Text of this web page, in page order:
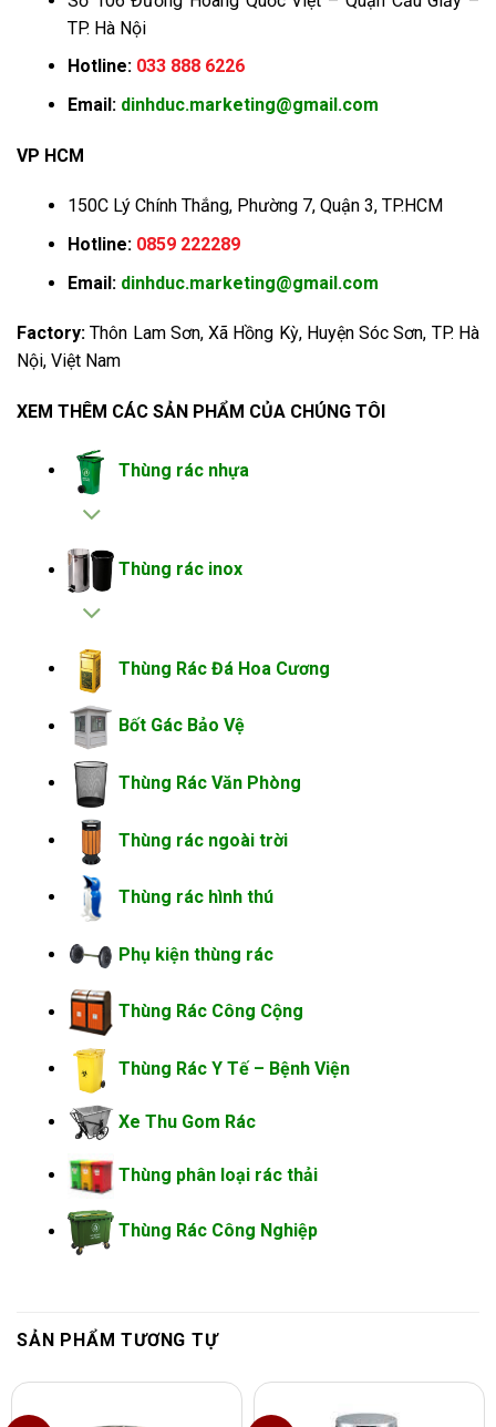
TP. Hà Nội
Hotline: 033 888 6226
Email: dinhduc.marketing@gmail.com
VP HCM
150C Lý Chính Thắng, Phường 7, Quận 3, TP.HCM
Hotline: 0859 222289
Email: dinhduc.marketing@gmail.com
Factory:Thôn Lam Sơn, Xã Hồng Kỳ, Huyện Sóc Sơn, TP. Hà
Nội, Việt Nam
XEM THÊM CÁC SẢN PHẨM CỦA CHÚNG TÔI
Thùng rác nhựa
Thùng rác inox
Thùng Rác Đá Hoa Cương
Bốt Gác Bảo Vệ
Thùng Rác Văn Phòng
Thùng rác ngoài trời
Thùng rác hình thú
Phụ kiện thùng rác
Thùng Rác Công Cộng
Thùng Rác Y Tế – Bệnh Viện
Xe Thu Gom Rác
Thùng phân loại rác thải
Thùng Rác Công Nghiệp
SẢN PHẨM TƯƠNG TỰ